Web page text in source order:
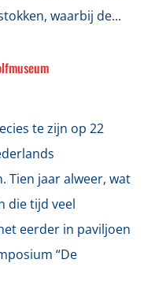
waarbij de...
te zijn op 22
Tien jaar alweer, wat
die tijd veel
eerder in paviljoen
“De